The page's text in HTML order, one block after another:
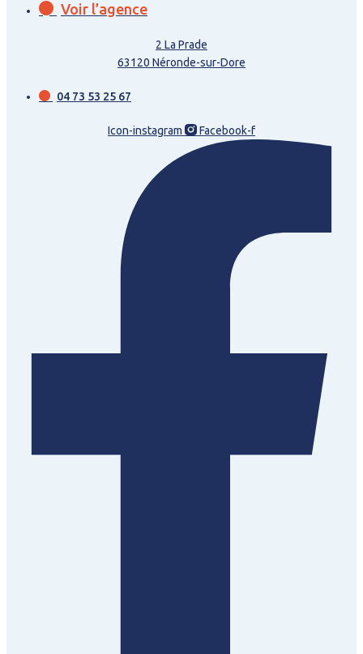
Voir l’agence
2 La Prade
63120 Néronde-sur-Dore
04 73 53 25 67
Icon-instagram Facebook-f